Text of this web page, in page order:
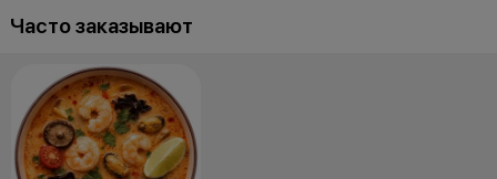
Часто заказывают